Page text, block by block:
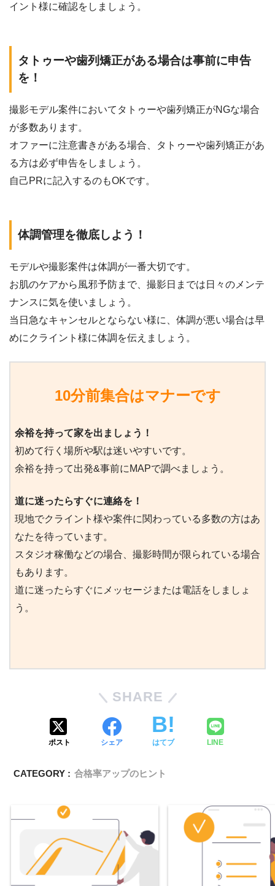
イント様に確認をしましょう。
タトゥーや歯列矯正がある場合は事前に申告
を！
撮影モデル案件においてタトゥーや歯列矯正がNGな場合
が多数あります。
オファーに注意書きがある場合、タトゥーや歯列矯正があ
る方は必ず申告をしましょう。
自己PRに記入するのもOKです。
体調管理を徹底しよう！
モデルや撮影案件は体調が一番大切です。
お肌のケアから風邪予防まで、撮影日までは日々のメンテ
ナンスに気を使いましょう。
当日急なキャンセルとならない様に、体調が悪い場合は早
めにクライント様に体調を伝えましょう。
10分前集合はマナーです
余裕を持って家を出ましょう！
初めて行く場所や駅は迷いやすいです。
余裕を持って出発&事前にMAPで調べましょう。
道に迷ったらすぐに連絡を！
現地でクライント様や案件に関わっている多数の方はあ
なたを待っています。
スタジオ稼働などの場合、撮影時間が限られている場合
もあります。
道に迷ったらすぐにメッセージまたは電話をしましょ
う。
SHARE
ポスト シェア はてブ LINE
CATEGORY : 合格率アップのヒント